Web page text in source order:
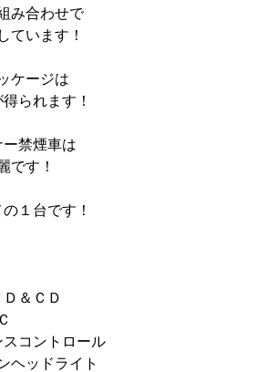
み合わせで
ています！
ケージは
られます！
禁煙車は
です！
１台です！
＆ＣＤ
コントロール
ヘッドライト